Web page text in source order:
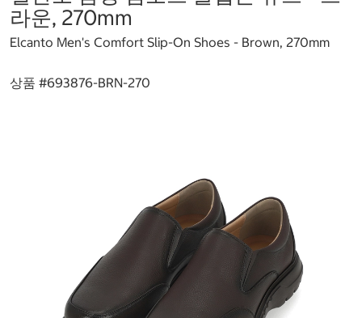
라운, 270mm
Elcanto Men's Comfort Slip-On Shoes - Brown, 270mm
상품 #693876-BRN-270